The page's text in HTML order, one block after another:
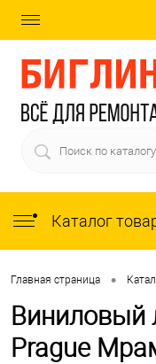
Каталог
Главная страница •
Виниловый
Prague